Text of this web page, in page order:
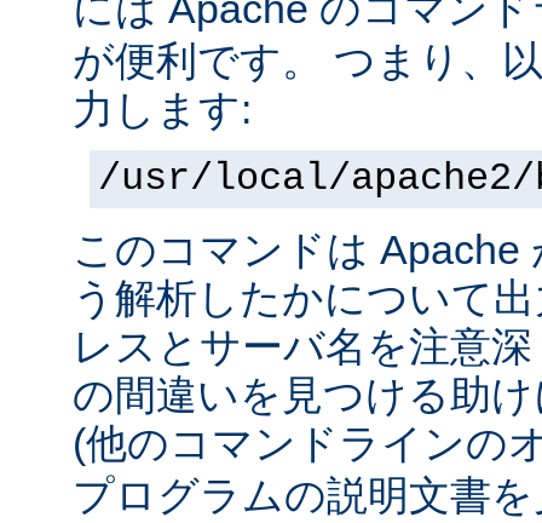
が便利です。 つまり、
力します:
/usr/local/
このコマンドは Apache
う解析したかについて
レスとサーバ名を注意
の間違いを見つける助
(他のコマンドラインの
プログラムの説明文書